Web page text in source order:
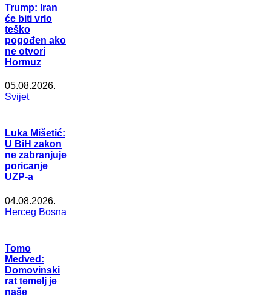
Trump: Iran
će biti vrlo
teško
pogođen ako
ne otvori
Hormuz
05.08.2026.
Svijet
Luka Mišetić:
U BiH zakon
ne zabranjuje
poricanje
UZP-a
04.08.2026.
Herceg Bosna
Tomo
Medved:
Domovinski
rat temelj je
naše